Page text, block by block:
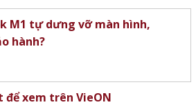
M1 tự dưng vỡ màn hình,
hành?
để xem trên VieON